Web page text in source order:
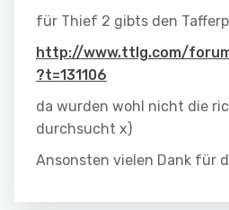
für Thief 2 gibts den
http://www.ttlg.com/
?t=131106
da wurden wohl nicht die
durchsucht x)
Ansonsten vielen Dank für